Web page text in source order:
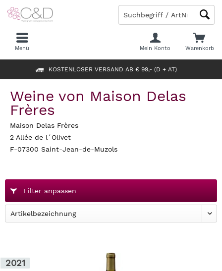
KOSTENLOSER VERSAND AB € 99,- (D + AT)
Warenkorb
Mein Konto
Menü
Weine von Maison Delas
Frères
Maison Delas Frères
2 Allée de l´Olivet
F-07300 Saint-Jean-de-Muzols
Filter anpassen
2021